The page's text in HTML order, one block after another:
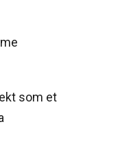
som et